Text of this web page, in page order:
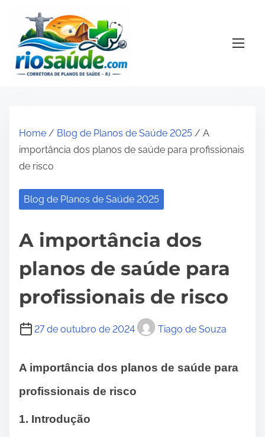
Home / Blog de Planos de Saúde 2025 / A
importância dos planos de saúde para profissionais
de risco
Blog de Planos de Saúde 2025
A importância dos
planos de saúde para
profissionais de risco
27 de outubro de 2024 Tiago de Souza
A importância dos planos de saúde para
profissionais de risco
1. Introdução